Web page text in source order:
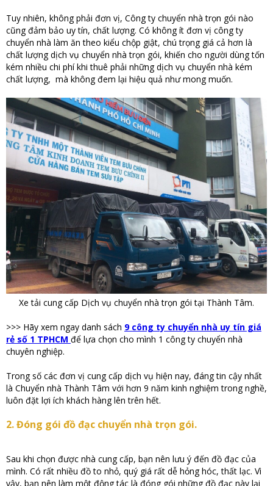
Tuy nhiên, không phải đơn vị, Công ty chuyển nhà trọn gói nào
cũng đảm bảo uy tín, chất lượng. Có không ít đơn vị công ty
chuyển nhà làm ăn theo kiểu chộp giật, chú trọng giá cả hơn là
chất lượng dịch vụ chuyển nhà trọn gói, khiến cho người dùng tốn
kém nhiều chi phí khi thuê phải những dịch vụ chuyển nhà kém
chất lượng, mà không đem lại hiệu quả như mong muốn.
Xe tải cung cấp Dịch vụ chuyển nhà trọn gói tại Thành Tâm.
>>> Hãy xem ngay danh sách 9 công ty chuyển nhà uy tín giá
rẻ số 1 TPHCM để lựa chọn cho mình 1 công ty chuyển nhà
chuyên nghiệp.
Trong số các đơn vị cung cấp dịch vụ hiện nay, đáng tin cậy nhất
là Chuyển nhà Thành Tâm với hơn 9 năm kinh nghiệm trong nghề,
luôn đặt lợi ích khách hàng lên trên hết.
2. Đóng gói đồ đạc chuyển nhà trọn gói.
Sau khi chọn được nhà cung cấp, bạn nên lưu ý đến đồ đạc của
mình. Có rất nhiều đồ to nhỏ, quý giá rất dễ hỏng hóc, thất lạc. Vì
vậy, bạn nên làm một động tác là đóng gói những đồ đạc này lại